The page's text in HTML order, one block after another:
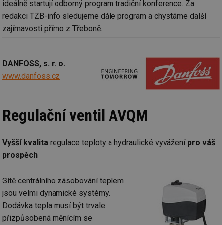
ideálně startují odborný program tradiční konference. Za
redakci TZB-info sledujeme dále program a chystáme další
zajímavosti přímo z Třeboně.
DANFOSS, s. r. o.
www.danfoss.cz
Regulační ventil AVQM
Vyšší kvalita regulace teploty a hydraulické vyvážení pro váš
prospěch
Sítě centrálního zásobování teplem
jsou velmi dynamické systémy.
Dodávka tepla musí být trvale
přizpůsobená měnícím se